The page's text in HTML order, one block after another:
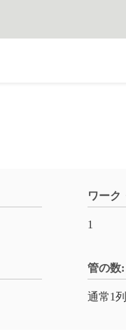
ワーク
1
管の数:
通常1